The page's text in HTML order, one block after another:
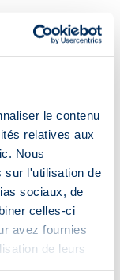
le contenu
relatives aux
Nous
sur l'utilisation de
sociaux, de
celles-ci
avez fournies
de leurs
N’hésitez pas à
recruteur
? Ils
recherche
offres non
ils prendront
à une de